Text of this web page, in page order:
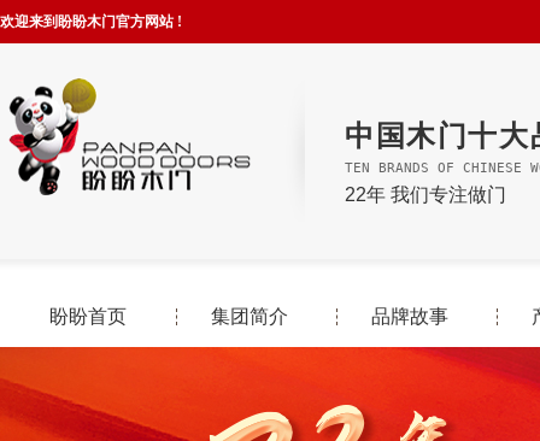
欢迎来到盼盼木门官方网站 !
中国木门十大
TEN BRANDS OF CHINESE
22年 我们专注做门
盼盼首页 集团简介 品牌故事